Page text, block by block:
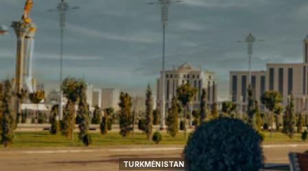
TURKMÉNISTAN